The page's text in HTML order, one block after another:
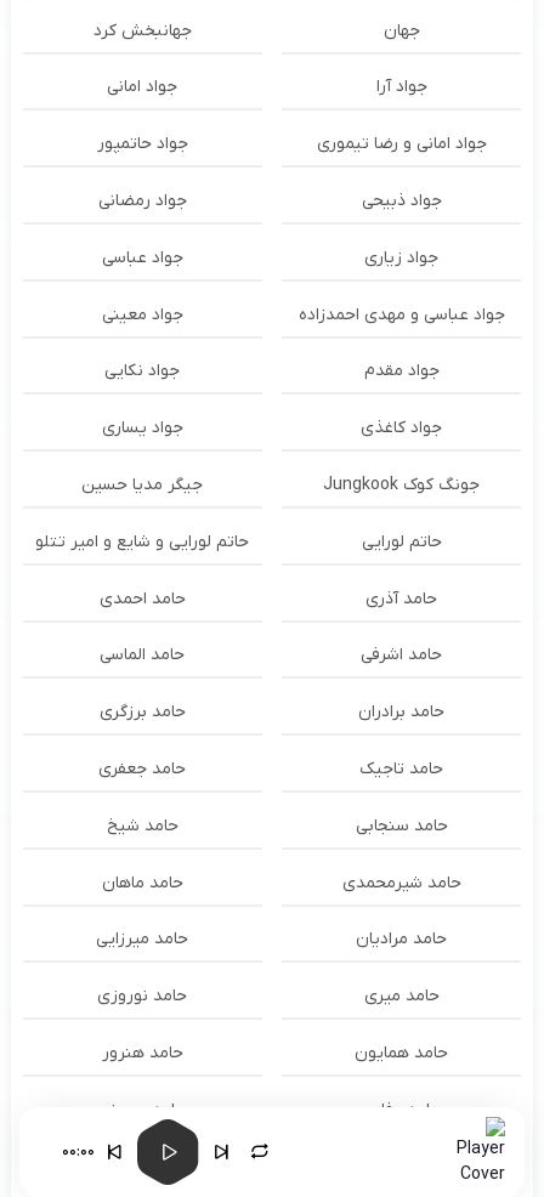
جهان جهانبخش کرد
جواد آرا جواد امانی
جواد امانی و رضا تیموری جواد حاتمپور
جواد ذبیحی جواد رمضانی
جواد زیاری جواد عباسی
جواد عباسی و مهدی احمدزاده جواد معینی
جواد مقدم جواد نکایی
جواد کاغذی جواد یساری
جونگ کوک Jungkook جیگر مدیا حسین
حاتم لورایی حاتم لورایی و شایع و امیر تتلو
حامد آذری حامد احمدی
حامد اشرفی حامد الماسی
حامد برادران حامد برزگری
حامد تاجیک حامد جعفری
حامد سنجابی حامد شیخ
حامد شیرمحمدی حامد ماهان
حامد مرادیان حامد میرزایی
حامد میری حامد نوروزی
حامد همایون حامد هنرور
حامد وفایی حامد یوسفی
حامیم
00:00